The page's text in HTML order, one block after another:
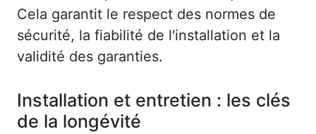
Cela garantit le respect des normes de
sécurité, la fiabilité de l'installation et la
validité des garanties.
Installation et entretien : les clés
de la longévité